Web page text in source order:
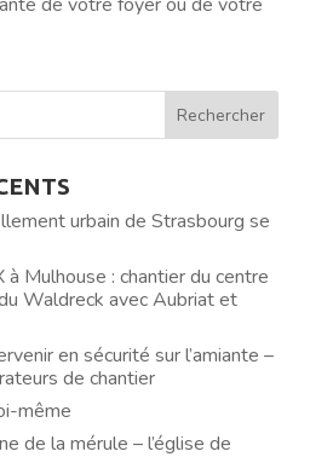
urbain de Strasbourg se
Mulhouse : chantier du centre
Waldreck avec Aubriat et
en sécurité sur l’amiante –
de chantier
même
de la mérule – l’église de